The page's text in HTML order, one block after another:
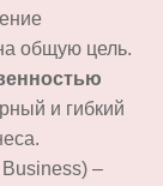
общую цель.
и гибкий
–